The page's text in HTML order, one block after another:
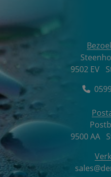
9502 EV
9500 AA